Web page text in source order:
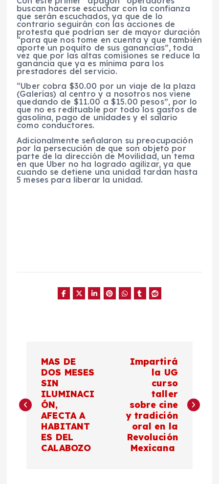
buscan hacerse escuchar con la confianza
que serán escuchados, ya que de lo
contrario seguirán con las acciones de
protesta que podrían ser de mayor duración
“para que nos tome en cuenta y que también
aporte un poquito de sus ganancias”, toda
vez que por las altas comisiones se reduce la
ganancia que ya es mínima para los
prestadores del servicio.
“Uber cobra $30.00 por un viaje de la plaza
(Galerías) al centro y a nosotros nos viene
quedando de $11.00 a $15.00 pesos”, por lo
que no es redituable por todo los gastos de
gasolina, pago de unidades y el salario
como conductores.
Adicionalmente señalaron su preocupación
por la persecución de que son objeto por
parte de la dirección de Movilidad, un tema
en que Uber no ha logrado agilizar, ya que
cuando se detiene una unidad tardan hasta
5 meses para liberar la unidad.
v
MAS DE
DOS MESES
SIN
ILUMINACI
ÓN,
AFECTA A
HABITANT
ES DEL
CALABOZO
Impartirá
la UG
curso
taller
sobre cine
y tradición
oral en la
Revolución
Mexicana